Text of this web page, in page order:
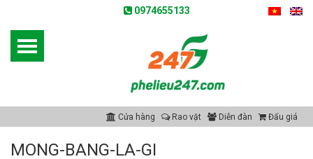
0974655133
Cửa hàng Rao vặt Diễn đàn Đấu giá
MONG-BANG-LA-GI